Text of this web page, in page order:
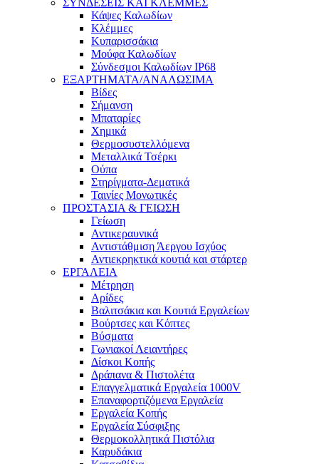
ΣΥΝΔΕΣΕΙΣ ΚΑΙ ΚΛΕΜΜΕΣ
Κάψες Καλωδίων
Κλέμμες
Κυπαρισσάκια
Μούφα Καλωδίων
Σύνδεσμοι Καλωδίων IP68
ΕΞΑΡΤΗΜΑΤΑ/ΑΝΑΛΩΣΙΜΑ
Βίδες
Σήμανση
Μπαταρίες
Χημικά
Θερμοσυστελλόμενα
Μεταλλικά Τσέρκι
Ούπα
Στηρίγματα-Δεματικά
Ταινίες Μονωτικές
ΠΡΟΣΤΑΣΙΑ & ΓΕΙΩΣΗ
Γείωση
Αντικεραυνικά
Αντιστάθμιση Άεργου Ισχύος
Αντιεκρηκτικά κουτιά και στάρτερ
ΕΡΓΑΛΕΙΑ
Μέτρηση
Αρίδες
Βαλιτσάκια και Κουτιά Εργαλείων
Βούρτσες και Κόπτες
Βύσματα
Γωνιακοί Λειαντήρες
Δίσκοι Κοπής
Δράπανα & Πιστολέτα
Επαγγελματικά Εργαλεία 1000V
Επαναφορτιζόμενα Εργαλεία
Εργαλεία Κοπής
Εργαλεία Σύσφιξης
Θερμοκολλητικά Πιστόλια
Καρυδάκια